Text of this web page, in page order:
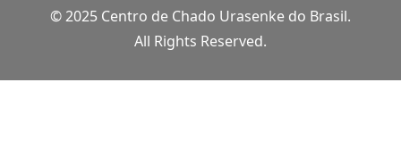
© 2025 Centro de Chado Urasenke do Brasil.
All Rights Reserved.